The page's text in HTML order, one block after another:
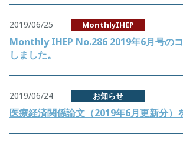
2019/06/25 MonthlyIHEP
Monthly IHEP No.286 2019年6月号の
しました。
2019/06/24 お知らせ
医療経済関係論文（2019年6月更新分）